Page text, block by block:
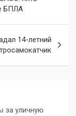
БПЛА
14-летний
за уличную